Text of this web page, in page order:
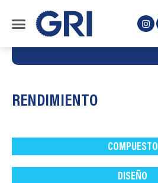
RENDIMIENTO
COMPUESTO
DISEÑO